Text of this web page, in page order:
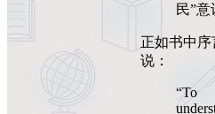
民”意
正如书中序
说：
“To